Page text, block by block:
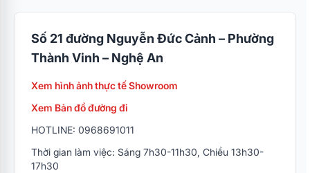
Số 21 đường Nguyễn Đức Cảnh – Phường
Thành Vinh – Nghệ An
Xem hình ảnh thực tế Showroom
Xem Bản đồ đường đi
HOTLINE: 0968691011
Thời gian làm việc: Sáng 7h30-11h30, Chiều 13h30-
17h30